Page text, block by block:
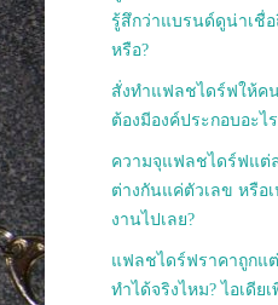
รู้สึกว่าแบรนด์ดูน่าเชื่
หรือ?
สั่งทำแฟลชไดร์ฟให้ค
ต้องมีองค์ประกอบอะไ
ความจุแฟลชไดร์ฟแต่
ต่างกันแค่ตัวเลข หรือ
งานไปเลย?
แฟลชไดร์ฟราคาถูกแ
ทำได้จริงไหม? ไอเดีย